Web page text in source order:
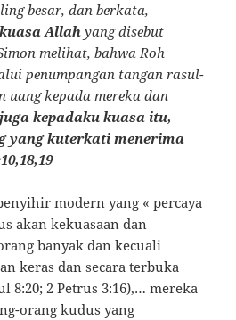
besar, dan berkata,
Allahyang disebut
melihat, bahwa Roh
penumpangan tangan rasul-
uang kepada mereka dan
kepadaku kuasa itu,
yang kuterkati menerima
modern yang « percaya
akan kekuasaan dan
banyak dan kecuali
keras dan secara terbuka
8:20; 2 Petrus 3:16),… mereka
orang kudus yang